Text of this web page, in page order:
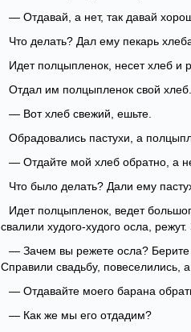
— Отдавай, а нет, так давай
Что делать? Дал ему пекарь
Идет полцыпленок, несет хлеб и
Отдал им полцыпленок свой хлеб.
— Вот хлеб свежий, ешьте.
Обрадовались пастухи, а
— Отдайте мой хлеб обратно, а
Что было делать? Дали ему
Идет полцыпленок, ведет
свалили худого-худого осла,
— Зачем вы режете осла? Берите
Справили свадьбу, повеселились,
— Отдавайте моего барана
— Как же мы его отдадим?